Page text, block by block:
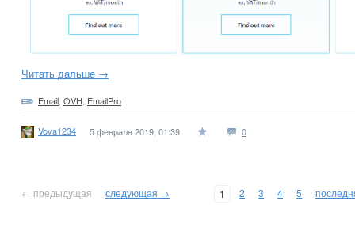
Читать дальше →
Email OVH EmailPro
Vova1234 5 февраля 2019, 01:39 0
← предыдущая следующая → 1 2 3 4 5